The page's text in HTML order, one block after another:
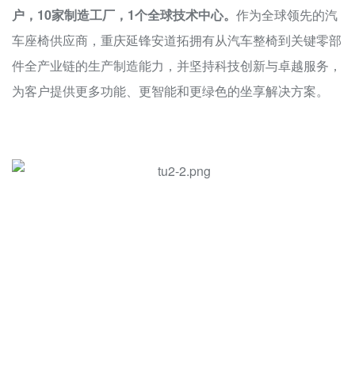
户，10家制造工厂，1个全球技术中心。 作为全球领先的汽
车座椅供应商，重庆延锋安道拓拥有从汽车整椅到关键零部
件全产业链的生产制造能力，并坚持科技创新与卓越服务，
为客户提供更多功能、更智能和更绿色的坐享解决方案。